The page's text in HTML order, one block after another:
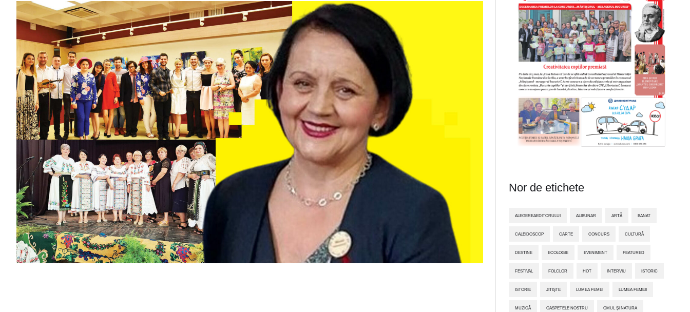
Nor de etichete
ALEGEREAEDITORULUI ALIBUNAR ARTĂ BANAT
CALEIDOSCOP CARTE CONCURS CULTURĂ
DESTINE ECOLOGIE EVENIMENT FEATURED
FESTIVAL FOLCLOR HOT INTERVIU ISTORIC
ISTORIE JITIŞTE LUMEA FEMEI LUMEA FEMEII
MUZICĂ OASPETELE NOSTRU OMUL ȘI NATURA